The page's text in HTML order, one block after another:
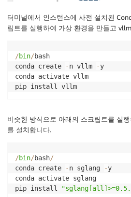
터미널에서 인스턴스에 사전 설치된
립트를 실행하여 가상 환경을 만들고
/bin/bash
conda create
-n vllm -y
conda activate vllm
pip install vllm
비슷한 방식으로 아래의 스크립트를 실
를 설치합니다.
/bin/bash/
conda create
-n sglang -y
conda activate sglang
pip install